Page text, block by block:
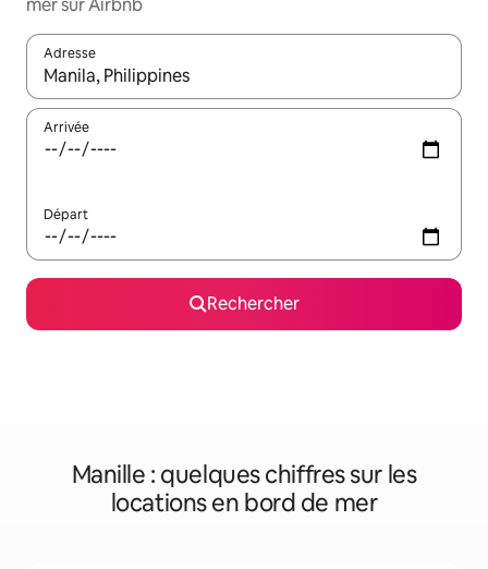
mer sur Airbnb
Adresse
Lorsque les résultats s'affichent, utilisez les flèches vers le
Arrivée
Départ
Rechercher
Manille : quelques chiffres sur les
locations en bord de mer